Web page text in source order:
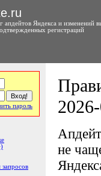
апдейтов Яндекса и изменений
регистраций
пароль
запросов
не